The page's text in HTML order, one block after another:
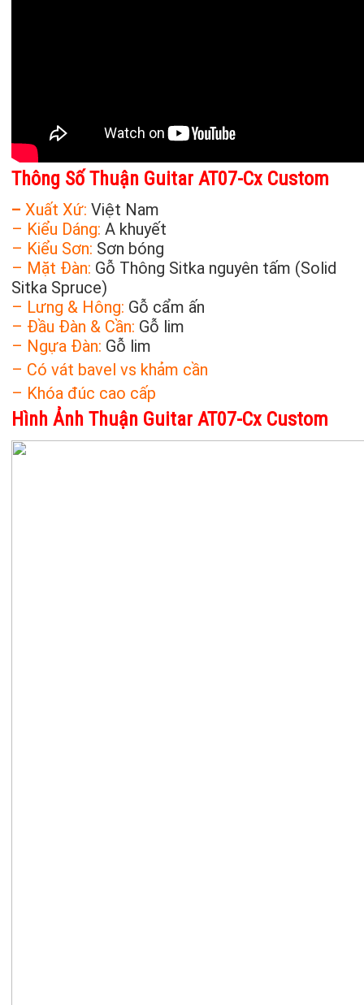
Thông Số Thuận Guitar AT07-Cx Custom
– Xuất Xứ: Việt Nam
– Kiểu Dáng: A khuyết
– Kiểu Sơn: Sơn bóng
– Mặt Đàn: Gỗ Thông Sitka nguyên tấm (Solid
Sitka Spruce)
– Lưng & Hông: Gỗ cẩm ấn
– Đầu Đàn & Cần: Gỗ lim
– Ngựa Đàn: Gỗ lim
– Có vát bavel vs khảm cần
– Khóa đúc cao cấp
Hình Ảnh Thuận Guitar AT07-Cx Custom